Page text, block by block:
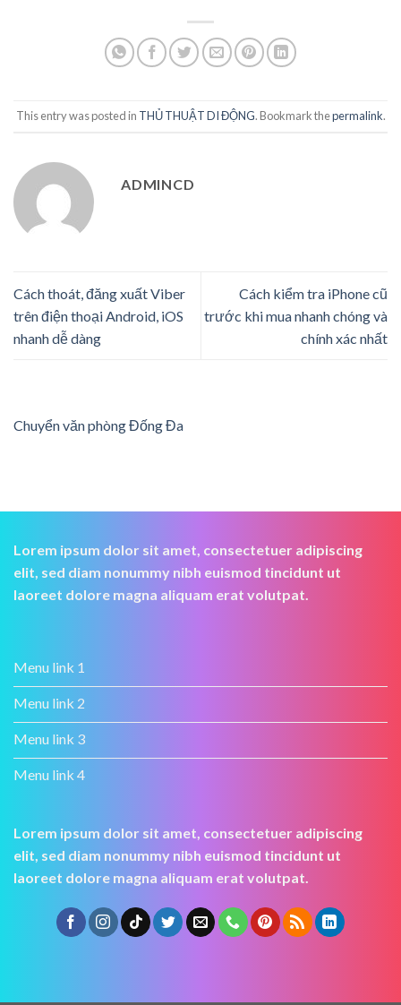
This entry was posted in THỦ THUẬT DI ĐỘNG. Bookmark thepermalink.
ADMINCD
Cách thoát, đăng xuất Viber
trên điện thoại Android, iOS
nhanh dễ dàng
Cách kiểm tra iPhone cũ
trước khi mua nhanh chóng và
chính xác nhất
Chuyển văn phòng Đống Đa
Lorem ipsum dolor sit amet, consectetuer adipiscing
elit, sed diam nonummy nibh euismod tincidunt ut
laoreet dolore magna aliquam erat volutpat.
Menu link 1
Menu link 2
Menu link 3
Menu link 4
Lorem ipsum dolor sit amet, consectetuer adipiscing
elit, sed diam nonummy nibh euismod tincidunt ut
laoreet dolore magna aliquam erat volutpat.